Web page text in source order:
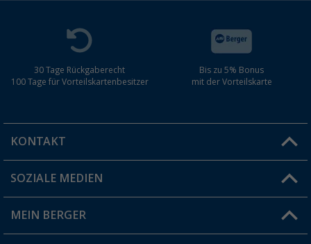
30 Tage Rückgaberecht
100 Tage für Vorteilskartenbesitzer
Bis zu 5% Bonus
mit der Vorteilskarte
KONTAKT
Du hast eine Frage?
Filiale finden
SOZIALE MEDIEN
MEIN BERGER